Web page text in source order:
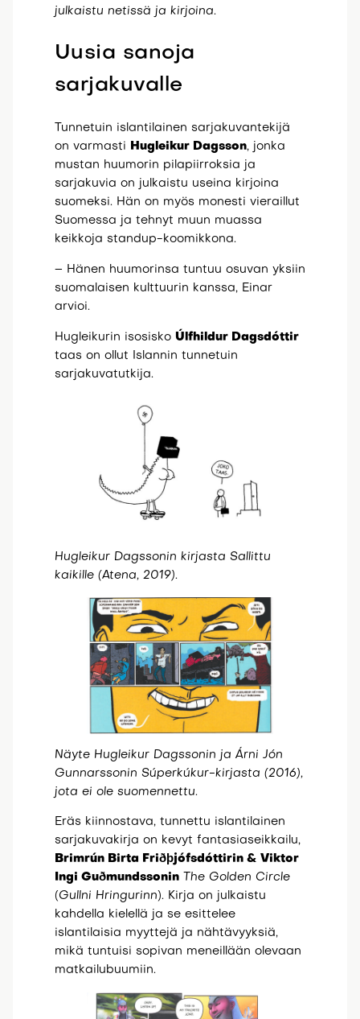
julkaistu netissä ja kirjoina.
Uusia sanoja
sarjakuvalle
Tunnetuin islantilainen sarjakuvantekijä
on varmasti Hugleikur Dagsson, jonka
mustan huumorin pilapiirroksia ja
sarjakuvia on julkaistu useina kirjoina
suomeksi. Hän on myös monesti vieraillut
Suomessa ja tehnyt muun muassa
keikkoja standup-koomikkona.
– Hänen huumorinsa tuntuu osuvan yksiin
suomalaisen kulttuurin kanssa, Einar
arvioi.
Hugleikurin isosisko Úlfhildur Dagsdóttir
taas on ollut Islannin tunnetuin
sarjakuvatutkija.
Hugleikur Dagssonin kirjasta Sallittu
kaikille (Atena, 2019).
Näyte Hugleikur Dagssonin ja Árni Jón
Gunnarssonin Súperkúkur-kirjasta (2016),
jota ei ole suomennettu.
Eräs kiinnostava, tunnettu islantilainen
sarjakuvakirja on kevyt fantasiaseikkailu,
Brimrún Birta Friðþjófsdóttirin & Viktor
Ingi Guðmundssonin The Golden Circle
( Gullni Hringurinn ). Kirja on julkaistu
kahdella kielellä ja se esittelee
islantilaisia myyttejä ja nähtävyyksiä,
mikä tuntuisi sopivan meneillään olevaan
matkailubuumiin.